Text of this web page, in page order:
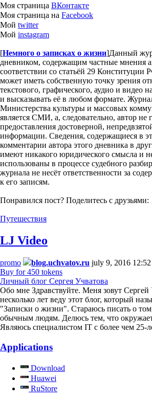
Моя страница ВКонтакте
Моя страница на Facebook
Мой twitter
Мой instagram
[Немного о записках о жизни]Данный
дневником, содержащим частные мнения
соответствии со статьёй 29 Конституции
может иметь собственную точку зрения
текстового, графического, аудио и видео
и высказывать её в любом формате.
Министерства культуры и массовых
является СМИ, а, следовательно, автор не
предоставления достоверной,
информации. Сведения, содержащиеся в
комментарии автора этого дневника в
имеют никакого юридического смысла и
использованы в процессе судебного
журнала не несёт ответственности за
к его записям.
Понравился пост? Поделитесь с друзьями:
Путешествия
LJ Video
promo blog.uchvatov.ru july 9, 2016 12:52
Buy for 450 tokens
Личный блог Сергея Учватова
Обо мне Здравствуйте. Меня зовут
несколько лет веду этот блог, который
"Записки о жизни". Стараюсь писать о
обычным людям. Делюсь тем, что
Являюсь специалистом IT с более чем
Applications
Download
Huawei
RuStore